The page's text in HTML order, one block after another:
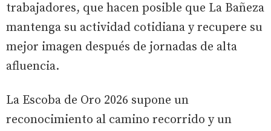
trabajadores, que hacen posible que La Bañeza
mantenga su actividad cotidiana y recupere su
mejor imagen después de jornadas de alta
afluencia.
La Escoba de Oro 2026 supone un
reconocimiento al camino recorrido y un